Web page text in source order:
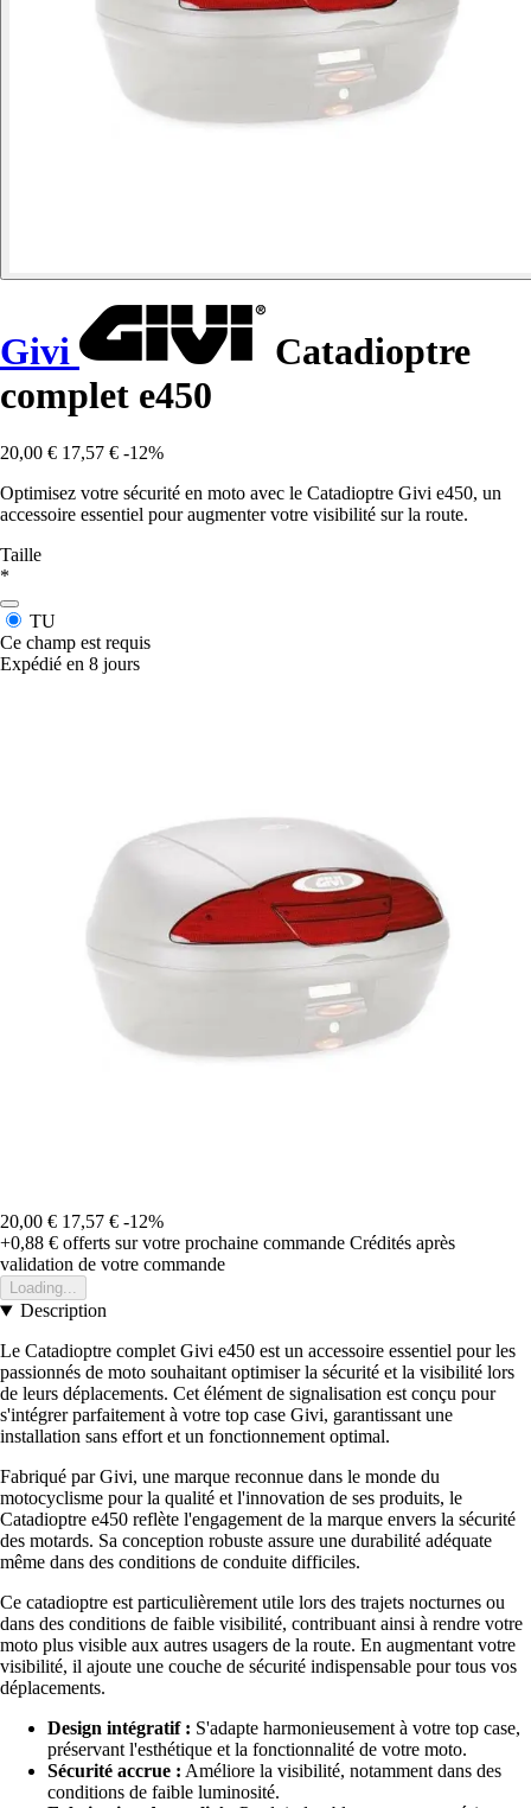
Givi
Catadioptre
complet e450
20,00 € 17,57 € -12%
Optimisez votre sécurité en moto avec le Catadioptre Givi e450, un
accessoire essentiel pour augmenter votre visibilité sur la route.
Taille
*
TU
Ce champ est requis
Expédié en 8 jours
20,00 € 17,57 € -12%
+0,88 € offerts sur votre prochaine commande Crédités après
validation de votre commande
Loading...
Description
Le Catadioptre complet Givi e450 est un accessoire essentiel pour les
passionnés de moto souhaitant optimiser la sécurité et la visibilité lors
de leurs déplacements. Cet élément de signalisation est conçu pour
s'intégrer parfaitement à votre top case Givi, garantissant une
installation sans effort et un fonctionnement optimal.
Fabriqué par Givi, une marque reconnue dans le monde du
motocyclisme pour la qualité et l'innovation de ses produits, le
Catadioptre e450 reflète l'engagement de la marque envers la sécurité
des motards. Sa conception robuste assure une durabilité adéquate
même dans des conditions de conduite difficiles.
Ce catadioptre est particulièrement utile lors des trajets nocturnes ou
dans des conditions de faible visibilité, contribuant ainsi à rendre votre
moto plus visible aux autres usagers de la route. En augmentant votre
visibilité, il ajoute une couche de sécurité indispensable pour tous vos
déplacements.
Design intégratif : S'adapte harmonieusement à votre top case,
préservant l'esthétique et la fonctionnalité de votre moto.
Sécurité accrue : Améliore la visibilité, notamment dans des
conditions de faible luminosité.